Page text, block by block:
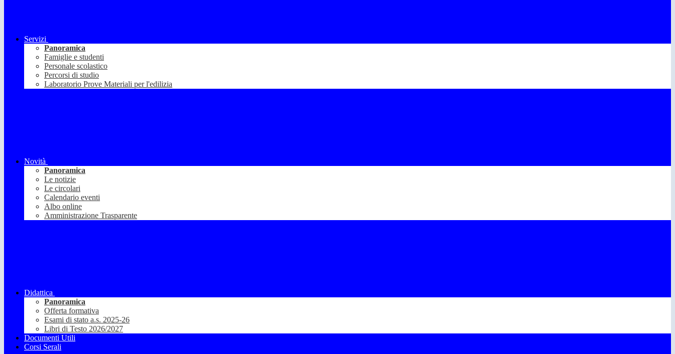
Servizi
Panoramica
Famiglie e studenti
Personale scolastico
Percorsi di studio
Laboratorio Prove Materiali per l'edilizia
Novità
Panoramica
Le notizie
Le circolari
Calendario eventi
Albo online
Amministrazione Trasparente
Didattica
Panoramica
Offerta formativa
Esami di stato a.s. 2025-26
Libri di Testo 2026/2027
Documenti Utili
Corsi Serali